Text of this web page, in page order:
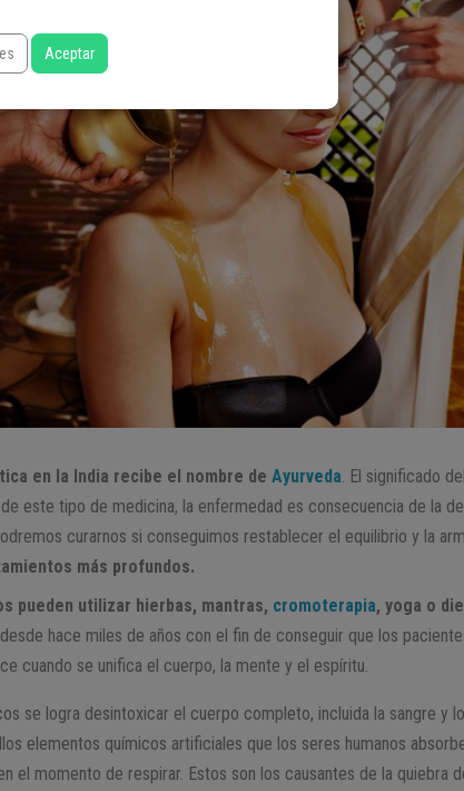
en la India recibe el nombre deAyurveda. El significado
este tipo de medicina, la enfermedad es consecuencia de la
curarnos si conseguimos restablecer el equilibrio y la
más profundos.
pueden utilizar hierbas, mantras, cromoterapia, yoga o
hace miles de años con el fin de conseguir que los
cuando se unifica el cuerpo, la mente y el espíritu.
se logra desintoxicar el cuerpo completo, incluida la sangre y
elementos químicos artificiales que los seres humanos
el momento de respirar. Estos son los causantes de la quiebra
Aceptar